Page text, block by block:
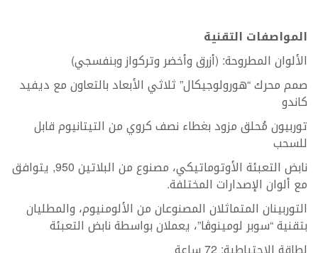
المواصفات التقنية
الألوان المطروحة: (أزرق وأخضر وتركواز وبنفسجي)
صمم محرك “هورولوجيكال” ثلاثي الأبعاد بالتعاون مع ديفيد
كاندو
توربيون مُحلق مزود بغطاء نصف كروي من التيتانيوم قابل
للسحب
نابض التعبئة الأوتوماتيكي، مصنوع من البلاتين 950, يتوافق
مع ألوان الإصدارات المختلفة.
التوربينان المتماثلان المصنوعان من الألومنيوم، والمطليان
بتقنية “سوبر لومينوڤا”، يعملان بواسطة نابض التعبئة